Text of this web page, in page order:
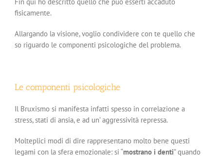
fisicamente.
Allargando la visione, voglio condividere con te quello che
so riguardo le componenti psicologiche del problema.
Le componenti psicologiche
Il Bruxismo si manifesta infatti spesso in correlazione a
stress, stati di ansia, e ad un’ aggressività repressa.
Molteplici modi di dire rappresentano molto bene questi
legami con la sfera emozionale: si “mostrano i denti” quando